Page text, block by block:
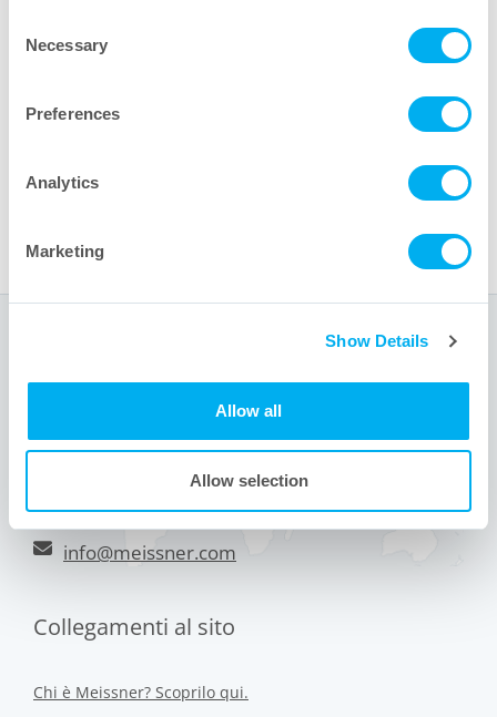
Selection
Necessary
Preferences
Analytics
Marketing
Show Details
Allow all
Allow selection
I would like to receive email notifications regarding new
product announcements and industry events.
Camarillo, CA 93012 USA
+1 805.388.9911
+1 805.388.5948
info@meissner.com
Collegamenti al sito
Chi è Meissner? Scoprilo qui.